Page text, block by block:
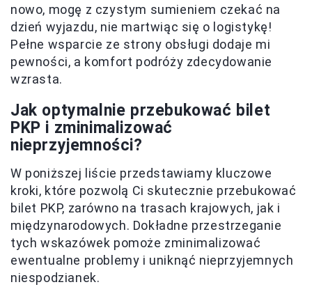
nowo, mogę z czystym sumieniem czekać na
dzień wyjazdu, nie martwiąc się o logistykę!
Pełne wsparcie ze strony obsługi dodaje mi
pewności, a komfort podróży zdecydowanie
wzrasta.
Jak optymalnie przebukować bilet
PKP i zminimalizować
nieprzyjemności?
W poniższej liście przedstawiamy kluczowe
kroki, które pozwolą Ci skutecznie przebukować
bilet PKP, zarówno na trasach krajowych, jak i
międzynarodowych. Dokładne przestrzeganie
tych wskazówek pomoże zminimalizować
ewentualne problemy i uniknąć nieprzyjemnych
niespodzianek.